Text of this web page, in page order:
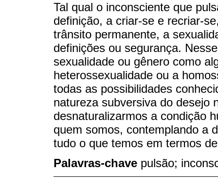
Tal qual o inconsciente que
definição, a criar-se e recriar-
trânsito permanente, a
definições ou segurança.
sexualidade ou gênero como
heterossexualidade ou a
todas as possibilidades
natureza subversiva do desejo
desnaturalizarmos a condição
quem somos, contemplando a
tudo o que temos em termos
Palavras-chave pulsão;